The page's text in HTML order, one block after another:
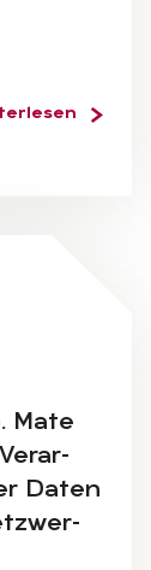
Mate
Da­ten